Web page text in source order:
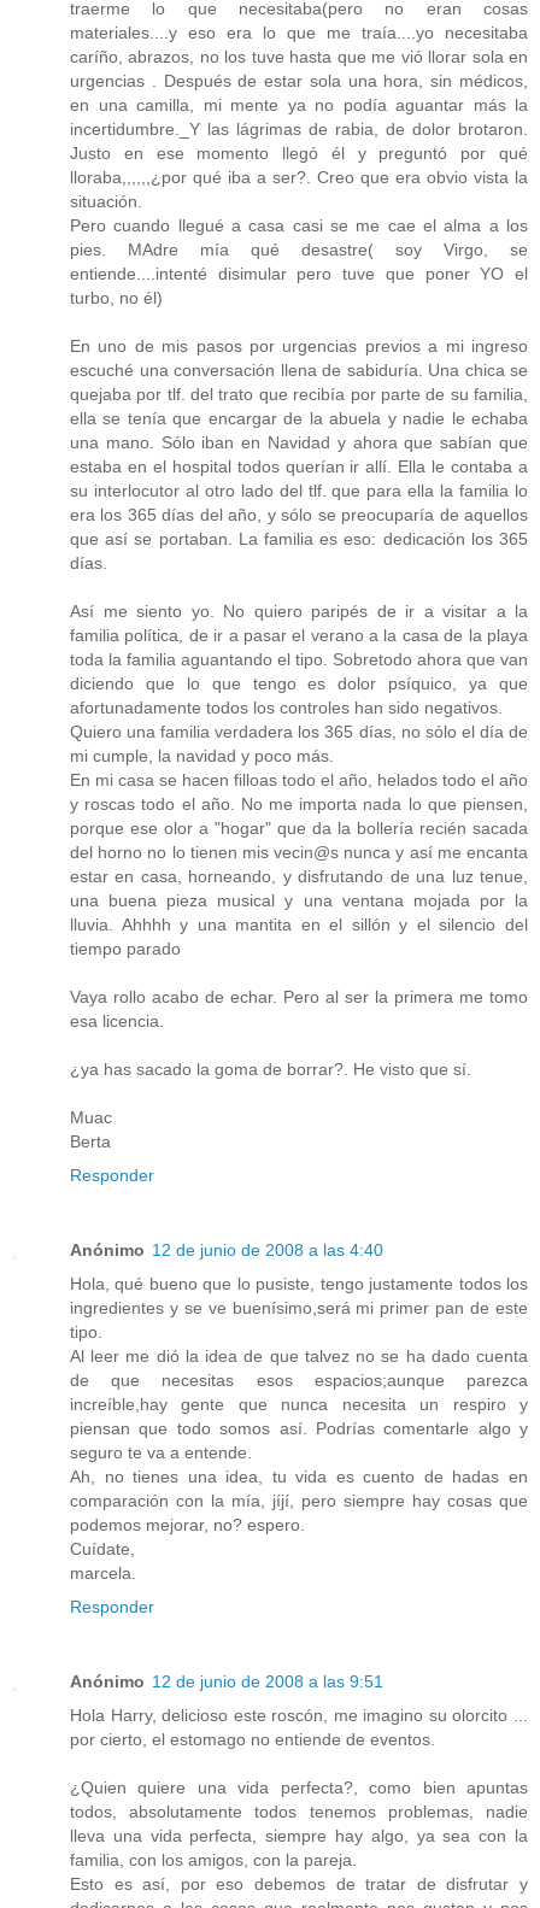
traerme lo que necesitaba(pero no eran cosas
materiales....y eso era lo que me traía....yo necesitaba
caríño, abrazos, no los tuve hasta que me vió llorar sola en
urgencias . Después de estar sola una hora, sin médicos,
en una camilla, mi mente ya no podía aguantar más la
incertidumbre._Y las lágrimas de rabia, de dolor brotaron.
Justo en ese momento llegó él y preguntó por qué
lloraba,,,,,,¿por qué iba a ser?. Creo que era obvio vista la
situación.
Pero cuando llegué a casa casi se me cae el alma a los
pies. MAdre mía qué desastre( soy Virgo, se
entiende....intenté disimular pero tuve que poner YO el
turbo, no él)
En uno de mis pasos por urgencias previos a mi ingreso
escuché una conversación llena de sabiduría. Una chica se
quejaba por tlf. del trato que recibía por parte de su familia,
ella se tenía que encargar de la abuela y nadie le echaba
una mano. Sólo iban en Navidad y ahora que sabían que
estaba en el hospital todos querían ir allí. Ella le contaba a
su interlocutor al otro lado del tlf. que para ella la familia lo
era los 365 días del año, y sólo se preocuparía de aquellos
que así se portaban. La familia es eso: dedicación los 365
días.
Así me siento yo. No quiero paripés de ir a visitar a la
familia política, de ir a pasar el verano a la casa de la playa
toda la familia aguantando el tipo. Sobretodo ahora que van
diciendo que lo que tengo es dolor psíquico, ya que
afortunadamente todos los controles han sido negativos.
Quiero una familia verdadera los 365 días, no sólo el día de
mi cumple, la navidad y poco más.
En mi casa se hacen filloas todo el año, helados todo el año
y roscas todo el año. No me importa nada lo que piensen,
porque ese olor a "hogar" que da la bollería recién sacada
del horno no lo tienen mis vecin@s nunca y así me encanta
estar en casa, horneando, y disfrutando de una luz tenue,
una buena pieza musical y una ventana mojada por la
lluvia. Ahhhh y una mantita en el sillón y el silencio del
tiempo parado
Vaya rollo acabo de echar. Pero al ser la primera me tomo
esa licencia.
¿ya has sacado la goma de borrar?. He visto que sí.
Muac
Berta
Responder
Anónimo 12 de junio de 2008 a las 4:40
Hola, qué bueno que lo pusiste, tengo justamente todos los
ingredientes y se ve buenísimo,será mi primer pan de este
tipo.
Al leer me dió la idea de que talvez no se ha dado cuenta
de que necesitas esos espacios;aunque parezca
increíble,hay gente que nunca necesita un respiro y
piensan que todo somos así. Podrías comentarle algo y
seguro te va a entende.
Ah, no tienes una idea, tu vida es cuento de hadas en
comparación con la mía, jíjí, pero siempre hay cosas que
podemos mejorar, no? espero.
Cuídate,
marcela.
Responder
Anónimo 12 de junio de 2008 a las 9:51
Hola Harry, delicioso este roscón, me imagino su olorcito ...
por cierto, el estomago no entiende de eventos.
¿Quien quiere una vida perfecta?, como bien apuntas
todos, absolutamente todos tenemos problemas, nadie
lleva una vida perfecta, siempre hay algo, ya sea con la
familia, con los amigos, con la pareja.
Esto es así, por eso debemos de tratar de disfrutar y